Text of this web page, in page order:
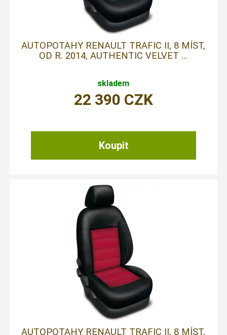
AUTOPOTAHY RENAULT TRAFIC II, 8 MÍST,
OD R. 2014, AUTHENTIC VELVET ...
skladem
22 390 CZK
AUTOPOTAHY RENAULT TRAFIC II, 8 MÍST,